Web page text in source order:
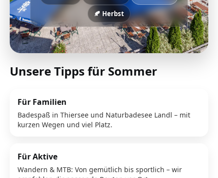
🍂 Herbst
Unsere Tipps für Sommer
Für Familien
Badespaß in Thiersee und Naturbadesee Landl – mit
kurzen Wegen und viel Platz.
Für Aktive
Wandern & MTB: Von gemütlich bis sportlich – wir